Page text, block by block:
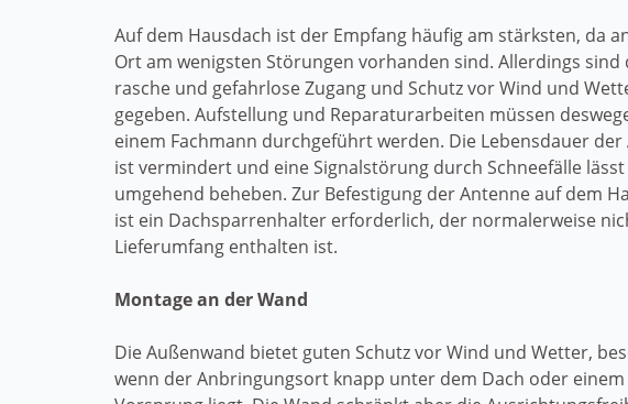
Auf dem Hausdach ist der Empfang häufig am stärksten, da
Ort am wenigsten Störungen vorhanden sind. Allerdings sind
rasche und gefahrlose Zugang und Schutz vor Wind und
gegeben. Aufstellung und Reparaturarbeiten müssen
einem Fachmann durchgeführt werden. Die Lebensdauer der
ist vermindert und eine Signalstörung durch Schneefälle
umgehend beheben. Zur Befestigung der Antenne auf dem
ist ein Dachsparrenhalter erforderlich, der normalerweise
Lieferumfang enthalten ist.
Montage an der Wand
Die Außenwand bietet guten Schutz vor Wind und Wetter,
wenn der Anbringungsort knapp unter dem Dach oder